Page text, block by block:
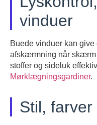
vinduer
Buede vinduer kan
afskærmning når
stoffer og sideluk
Mørklægningsgardiner.
Stil,